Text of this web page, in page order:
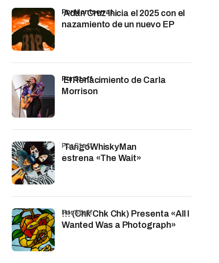
Adán Cruz inicia el 2025 con el
nazamiento de un nuevo EP
por Montserrat
El Renacimiento de Carla
Morrison
por Staff
TangoWhiskyMan
estrena «The Wait»
por Staff
!!! (Chk Chk Chk) Presenta «All I
Wanted Was a Photograph»
por Staff